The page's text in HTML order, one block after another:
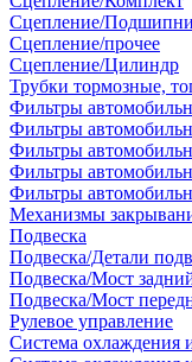
Сцепление/
Сцепление/прочее
Сцепление/Цилиндр
Трубки тормозные,
Фильтры
Фильтры
Фильтры
Фильтры
Фильтры
Механизмы
Подвеска
Подвеска/Детали
Подвеска/Мост
Подвеска/Мост
Рулевое управление
Система охлаждения